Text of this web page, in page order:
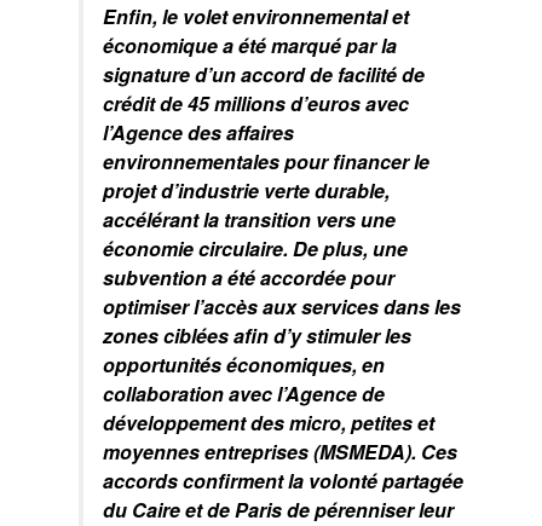
Enfin, le volet environnemental et
économique a été marqué par la
signature d’un accord de facilité de
crédit de 45 millions d’euros avec
l’Agence des affaires
environnementales pour financer le
projet d’industrie verte durable,
accélérant la transition vers une
économie circulaire. De plus, une
subvention a été accordée pour
optimiser l’accès aux services dans les
zones ciblées afin d’y stimuler les
opportunités économiques, en
collaboration avec l’Agence de
développement des micro, petites et
moyennes entreprises (MSMEDA). Ces
accords confirment la volonté partagée
du Caire et de Paris de pérenniser leur